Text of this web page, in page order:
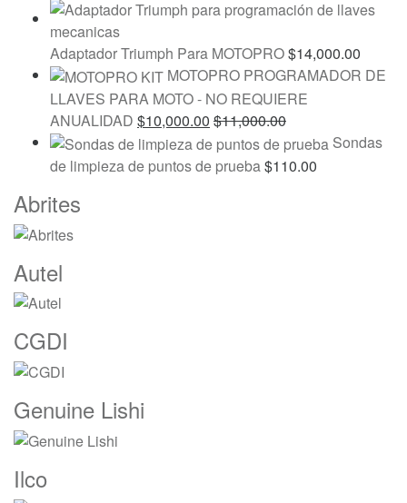
Adaptador Triumph Para MOTOPRO$14,000.00
MOTOPRO PROGRAMADOR DE
LLAVES PARA MOTO - NO REQUIERE
ANUALIDAD $10,000.00 $11,000.00
Sondas
de limpieza de puntos de prueba$110.00
Marcas
De
Carrusel
Abrites
Autel
CGDI
Genuine Lishi
Ilco